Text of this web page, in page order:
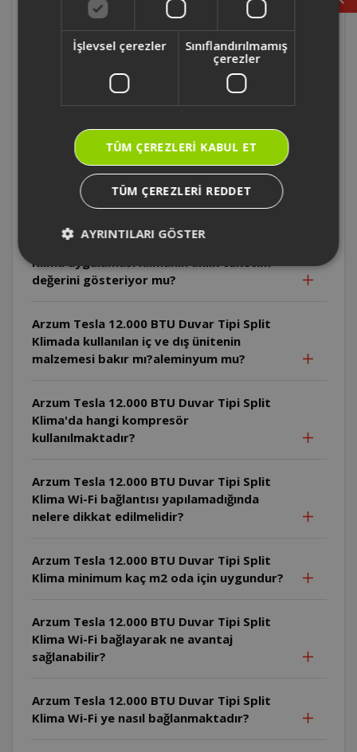
kadardır?
Arzum Tesla 12.000 BTU Duvar Tipi Split
Klima'nın ısıtma enerjisi hangi sınıftır?
Klima ısıtma verimliliği nasıldır?
Arzum Tesla 12.000 BTU Duvar Tipi Split
Klima soğutma verimliliği nasıldır?
Arzum Tesla 12.000 BTU Duvar Tipi Split
Klima uygulaması klimanın anlık tüketim
değerini gösteriyor mu?
Arzum Tesla 12.000 BTU Duvar Tipi Split
Klimada kullanılan iç ve dış ünitenin
malzemesi bakır mı?aleminyum mu?
Arzum Tesla 12.000 BTU Duvar Tipi Split
Klima'da hangi kompresör
kullanılmaktadır?
Arzum Tesla 12.000 BTU Duvar Tipi Split
Klima Wi-Fi bağlantısı yapılamadığında
nelere dikkat edilmelidir?
Arzum Tesla 12.000 BTU Duvar Tipi Split
Klima minimum kaç m2 oda için uygundur?
Arzum Tesla 12.000 BTU Duvar Tipi Split
Klima Wi-Fi bağlayarak ne avantaj
sağlanabilir?
Arzum Tesla 12.000 BTU Duvar Tipi Split
Klima Wi-Fi ye nasıl bağlanmaktadır?
İşlevsel çerezler
Sınıflandırılmamış
çerezler
TÜM ÇEREZLERI KABUL ET
TÜM ÇEREZLERI REDDET
AYRINTILARI GÖSTER